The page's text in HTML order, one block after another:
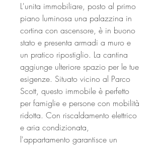
L'unita immobiliare, posto al primo
piano luminosa una palazzina in
cortina con ascensore, è in buono
stato e presenta armadi a muro e
un pratico ripostiglio. La cantina
aggiunge ulteriore spazio per le tue
esigenze. Situato vicino al Parco
Scott, questo immobile è perfetto
per famiglie e persone con mobilità
ridotta. Con riscaldamento elettrico
e aria condizionata,
l'appartamento garantisce un